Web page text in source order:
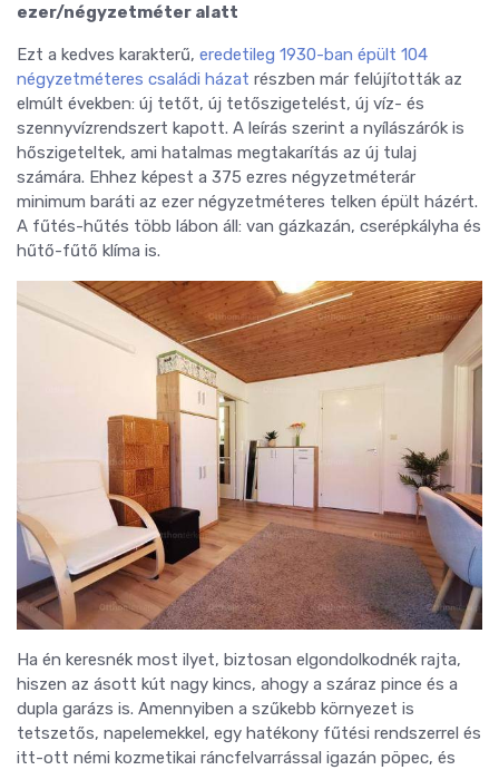
ezer/négyzetméter alatt
Ezt a kedves karakterű, eredetileg 1930-ban épült 104
négyzetméteres családi házat részben már felújították az
elmúlt években: új tetőt, új tetőszigetelést, új víz- és
szennyvízrendszert kapott. A leírás szerint a nyílászárók is
hőszigeteltek, ami hatalmas megtakarítás az új tulaj
számára. Ehhez képest a 375 ezres négyzetméterár
minimum baráti az ezer négyzetméteres telken épült házért.
A fűtés-hűtés több lábon áll: van gázkazán, cserépkályha és
hűtő-fűtő klíma is.
Ha én keresnék most ilyet, biztosan elgondolkodnék rajta,
hiszen az ásott kút nagy kincs, ahogy a száraz pince és a
dupla garázs is. Amennyiben a szűkebb környezet is
tetszetős, napelemekkel, egy hatékony fűtési rendszerrel és
itt-ott némi kozmetikai ráncfelvarrással igazán pöpec, és